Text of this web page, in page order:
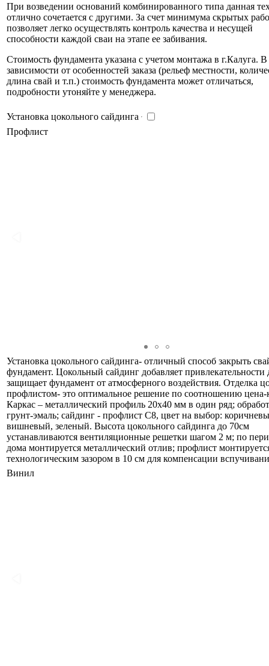
При возведении оснований комбинированного типа данная
отлично сочетается с другими. За счет минимума скрытых
позволяет легко осуществлять контроль качества и несущей
способности каждой сваи на этапе ее забивания.
Стоимость фундамента указана с учетом монтажа в г.Калуга. В
зависимости от особенностей заказа (рельеф местности,
длина свай и т.п.) стоимость фундамента может отличаться,
подробности утоняйте у менеджера.
Установка цокольного сайдинга
Профлист
Установка цокольного сайдинга- отличный способ закрыть
фундамент. Цокольный сайдинг добавляет привлекательности
защищает фундамент от атмосферного воздействия. Отделка
профлистом- это оптимальное решение по соотношению цена-
Каркас – металлический профиль 20х40 мм в один ряд;
грунт-эмаль; сайдинг - профлист С8, цвет на выбор:
вишневый, зеленый. Высота цокольного сайдинга до 70см
устанавливаются вентиляционные решетки шагом 2 м; по
дома монтируется металлический отлив; профлист
технологическим зазором в 10 см для компенсации
Винил